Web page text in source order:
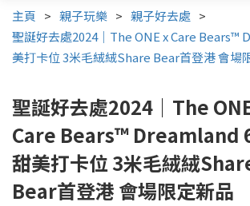
主頁 > 親子玩樂 > 親子好去處 >
聖誕好去處2024｜The ONE x Care Bears™️
美打卡位 3米毛絨絨Share Bear首登港 會場
聖誕好去處2024｜The
Care Bears™️ Dreamland
甜美打卡位 3米毛絨絨
Bear首登港 會場限定新品